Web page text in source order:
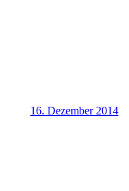
16. Dezember 2014